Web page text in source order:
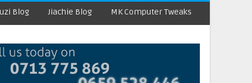
Blog Jiachie Blog MK Computer Tweaks